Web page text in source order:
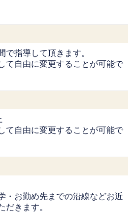
で指導して頂きます。
て自由に変更することが可能で
て自由に変更することが可能で
・お勤め先までの沿線などお近
だきます。